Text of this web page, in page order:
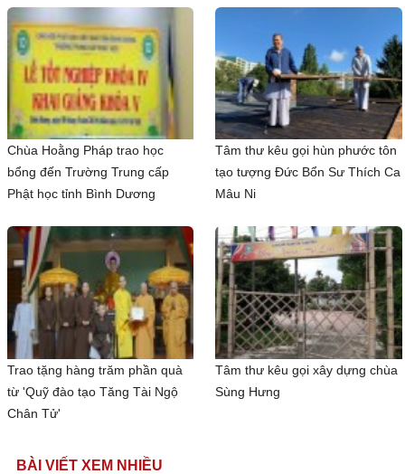
Chùa Hoằng Pháp trao học
bổng đến Trường Trung cấp
Phật học tỉnh Bình Dương
Tâm thư kêu gọi hùn phước tôn
tạo tượng Đức Bổn Sư Thích Ca
Mâu Ni
Trao tặng hàng trăm phần quà
từ 'Quỹ đào tạo Tăng Tài Ngộ
Chân Tử'
Tâm thư kêu gọi xây dựng chùa
Sùng Hưng
BÀI VIẾT XEM NHIỀU